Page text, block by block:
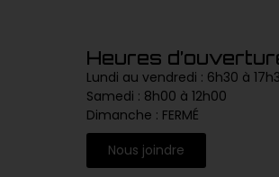
Heures
Lundi au vendredi : 6h30 à
Samedi : 8h00 à 12h00
Dimanche : FERMÉ
Nous joindre